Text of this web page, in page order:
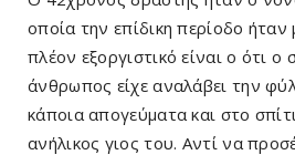
οποία την επίδικη περίοδο
πλέον εξοργιστικό είναι ο ότι ο
άνθρωπος είχε αναλάβει την
κάποια απογεύματα και στο
ανήλικος γιος του. Αντί να